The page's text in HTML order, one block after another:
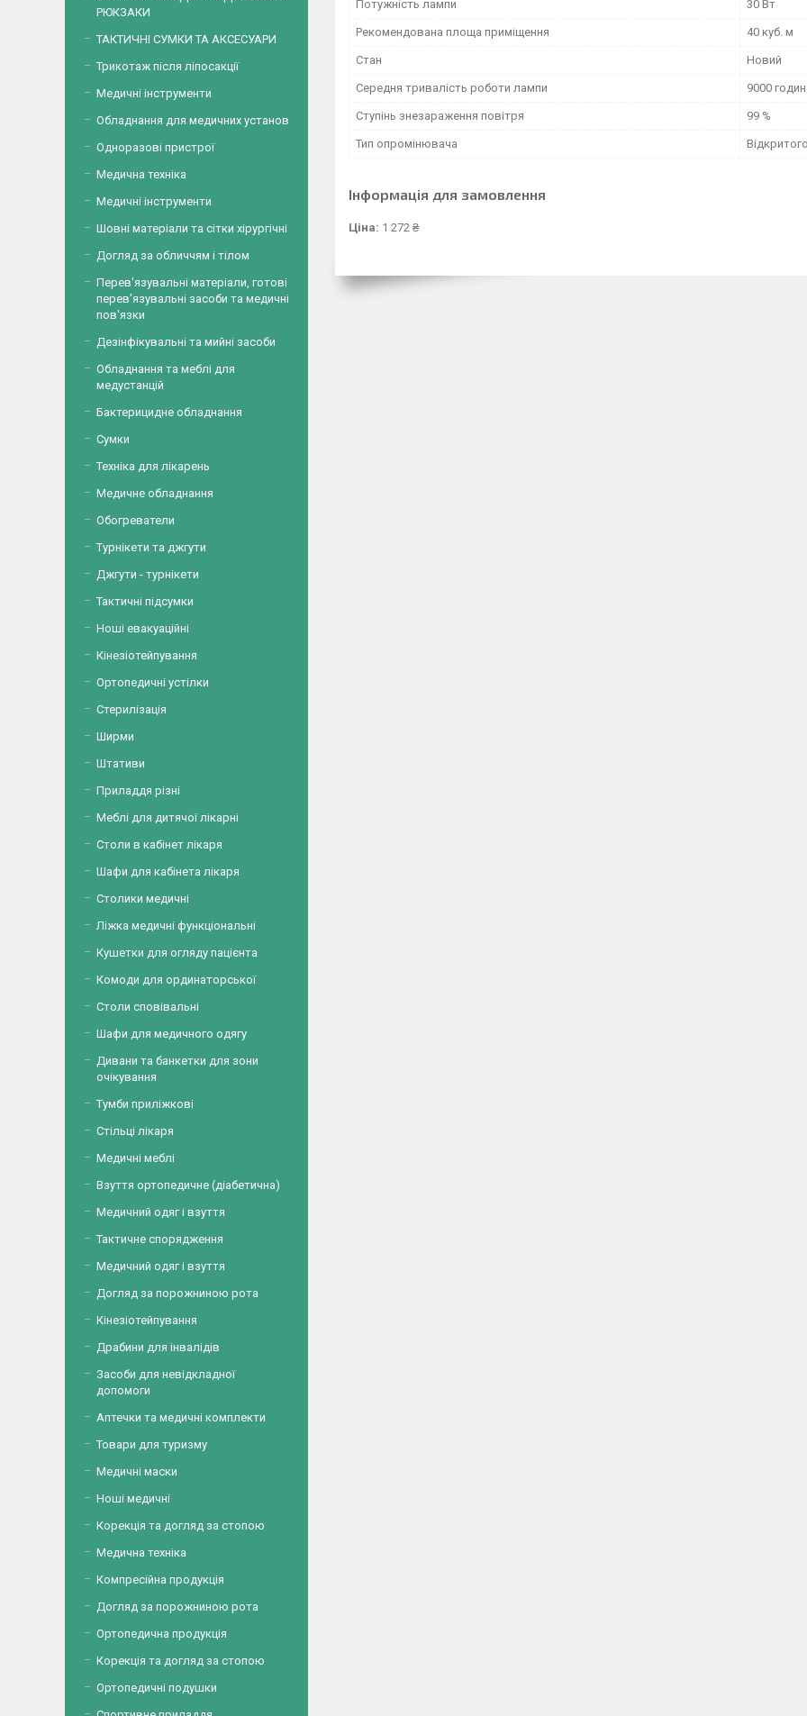
Потужність лампи 30 Вт
Рекомендована площа приміщення 40 куб. м
Стан Новий
Середня тривалість роботи лампи 9000 годин
Ступінь знезараження повітря 99 %
Тип опромінювача
Інформація для замовлення
Ціна: 1 272 ₴
РЮКЗАКИ
ТАКТИЧНІ СУМКИ ТА АКСЕСУАРИ
Трикотаж після ліпосакції
Медичні інструменти
Обладнання для медичних установ
Одноразові пристрої
Медична техніка
Медичні інструменти
Шовні матеріали та сітки хірургічні
Догляд за обличчям і тілом
Перев'язувальні матеріали, готові
перев'язувальні засоби та медичні
пов'язки
Дезінфікувальні та мийні засоби
Обладнання та меблі для
медустанцій
Бактерицидне обладнання
Сумки
Техніка для лікарень
Медичне обладнання
Обогреватели
Турнікети та джгути
Джгути - турнікети
Тактичні підсумки
Ноші евакуаційні
Кінезіотейпування
Ортопедичні устілки
Стерилізація
Ширми
Штативи
Приладдя різні
Меблі для дитячої лікарні
Столи в кабінет лікаря
Шафи для кабінета лікаря
Столики медичні
Ліжка медичні функціональні
Кушетки для огляду пацієнта
Комоди для ординаторської
Столи сповівальні
Шафи для медичного одягу
Дивани та банкетки для зони
очікування
Тумби приліжкові
Стільці лікаря
Медичні меблі
Взуття ортопедичне (діабетична)
Медичний одяг і взуття
Тактичне спорядження
Медичний одяг і взуття
Догляд за порожниною рота
Кінезіотейпування
Драбини для інвалідів
Засоби для невідкладної
допомоги
Аптечки та медичні комплекти
Товари для туризму
Медичні маски
Ноші медичні
Корекція та догляд за стопою
Медична техніка
Компресійна продукція
Догляд за порожниною рота
Ортопедична продукція
Корекція та догляд за стопою
Ортопедичні подушки